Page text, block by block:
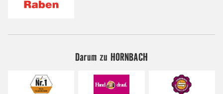
Darum zu HORNBACH